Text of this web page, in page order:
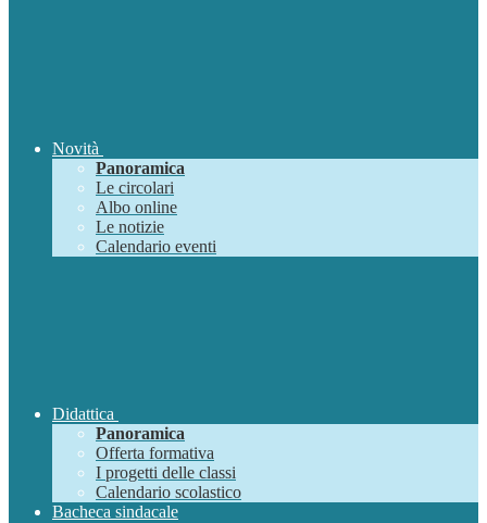
Novità
Panoramica
Le circolari
Albo online
Le notizie
Calendario eventi
Didattica
Panoramica
Offerta formativa
I progetti delle classi
Calendario scolastico
Bacheca sindacale